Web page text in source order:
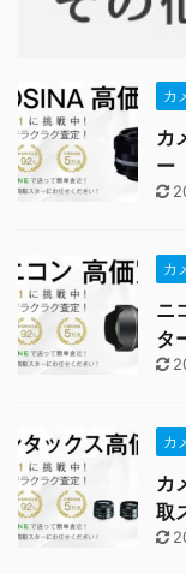
カ
カ
ー
カ
ニ
タ
カ
カ
取